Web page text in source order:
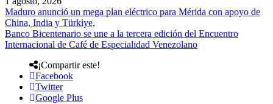
Maduro anunció un mega plan eléctrico para Mérida con apoyo de
China, India y Türkiye,
Banco Bicentenario se une a la tercera edición del Encuentro
Internacional de Café de Especialidad Venezolano
¡Compartir este!
Facebook
Twitter
Google Plus